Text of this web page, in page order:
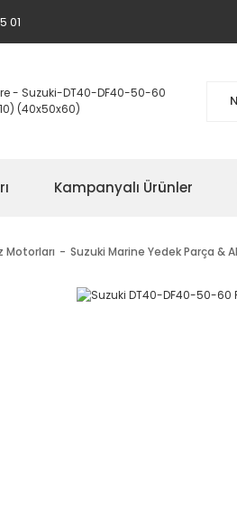
01
Kampanyalı Ürünler
Motorları Suzuki Marine Yedek Parça &